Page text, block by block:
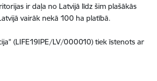
ir daļa no Latvijā līdz šim plašākās
vairāk nekā 100 ha platībā.
(LIFE19IPE/LV/000010) tiek īstenots ar